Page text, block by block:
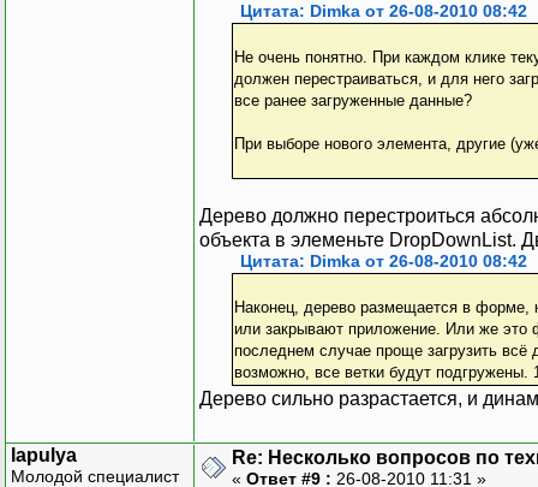
Цитата: Dimka от 26-08-2010 08:42
Не очень понятно. При каждом клике
должен перестраиваться, и для него
все ранее загруженные данные?
При выборе нового элемента, другие
Дерево должно перестроиться
объекта в элеменьте DropDownList.
Цитата: Dimka от 26-08-2010 08:42
Наконец, дерево размещается в форме,
или закрывают приложение. Или же это
последнем случае проще загрузить всё
возможно, все ветки будут подгружены.
Дерево сильно разрастается, и
lapulya
Молодой специалист
Re: Несколько вопросов по
« Ответ #9 : 26-08-2010 11:31 »